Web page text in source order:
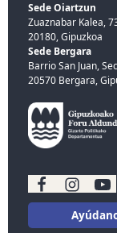
Sede Oiartzun
Zuaznabar Kalea,
20180, Gipuzkoa
Sede Bergara
Barrio San Juan,
20570 Bergara,